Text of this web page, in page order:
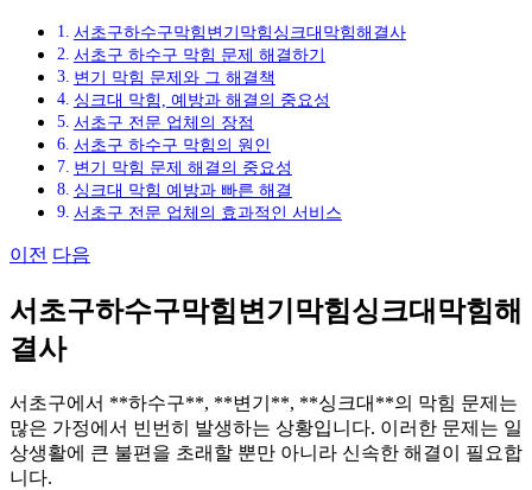
서초구하수구막힘변기막힘싱크대막힘해결사
서초구 하수구 막힘 문제 해결하기
변기 막힘 문제와 그 해결책
싱크대 막힘, 예방과 해결의 중요성
서초구 전문 업체의 장점
서초구 하수구 막힘의 원인
변기 막힘 문제 해결의 중요성
싱크대 막힘 예방과 빠른 해결
서초구 전문 업체의 효과적인 서비스
이전 다음
서초구하수구막힘변기막힘싱크대막힘해
결사
서초구에서 **하수구**, **변기**, **싱크대**의 막힘 문제는
많은 가정에서 빈번히 발생하는 상황입니다. 이러한 문제는 일
상생활에 큰 불편을 초래할 뿐만 아니라 신속한 해결이 필요합
니다.